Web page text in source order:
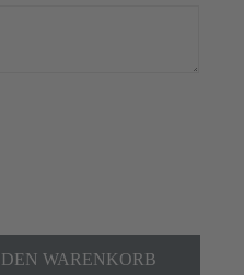
gewünschten
WARENKORB